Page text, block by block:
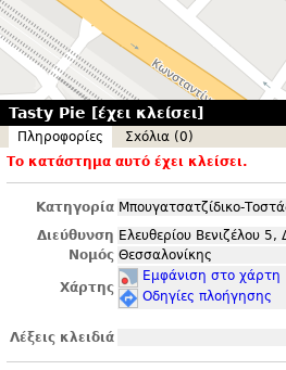
Tasty Pie [έχει κλείσει]
Πληροφορίες
Σxόλια (0)
Το κατάστημα αυτό έχει κλείσει.
Κατηγορία Μπουγατσατζίδικο-
Διεύθυνση Ελευθερίου Βενιζέλου 5,
Νομός Θεσσαλονίκης
Χάρτης
Εμφάνιση στο χάρτη
Οδηγίες πλοήγησης
Λέξεις κλειδιά